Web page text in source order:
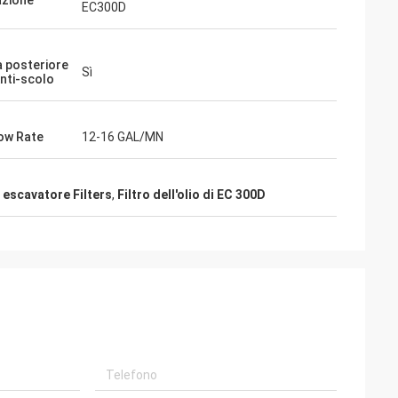
dare i
merci sono
EC300D
posteriore
scolo
Sì
Rate 12-16 GAL/MN
escavatore Filters, Filtro dell'olio di EC 300D